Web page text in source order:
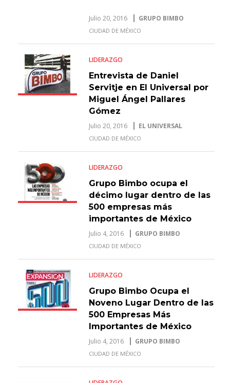
Julio 20, 2016 GRUPO BIMBO
CIUDAD DE MÉXICO
LIDERAZGO
Entrevista de Daniel
Servitje en El Universal por
Miguel Ángel Pallares
Gómez
Julio 20, 2016 EL UNIVERSAL
CIUDAD DE MÉXICO
LIDERAZGO
Grupo Bimbo ocupa el
décimo lugar dentro de las
500 empresas más
importantes de México
Julio 4, 2016 GRUPO BIMBO
CIUDAD DE MÉXICO
LIDERAZGO
Grupo Bimbo Ocupa el
Noveno Lugar Dentro de las
500 Empresas Más
Importantes de México
Julio 4, 2016 GRUPO BIMBO
CIUDAD DE MÉXICO